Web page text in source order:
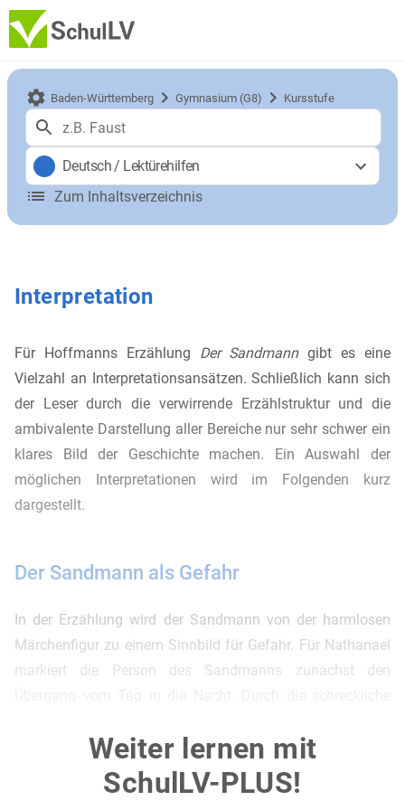
Baden-Württemberg Gymnasium (G8) Kursstufe
Deutsch/ Lektürehilfen
Zum Inhaltsverzeichnis
Interpretation
Für Hoffmanns Erzählung Der Sandmanngibt es eine
Vielzahl an Interpretationsansätzen. Schließlich kann sich
der Leser durch die verwirrende Erzählstruktur und die
ambivalente Darstellung aller Bereiche nur sehr schwer ein
klares Bild der Geschichte machen. Ein Auswahl der
möglichen Interpretationen wird im Folgenden kurz
dargestellt.
Der Sandmann als Gefahr
In der Erzählung wird der Sandmann von der harmlosen
Märchenfigur zu einem Sinnbild für Gefahr. Für Nathanael
markiert die Person des Sandmanns zunächst den
grausamen Sandmann zu fürchten. Wann immer er im
weiteren Verlauf seines Lebens auf den vermeintlichen
Sandmann Coppelius beziehungsweise dessen
Weiter lernen mit
SchulLV-PLUS!